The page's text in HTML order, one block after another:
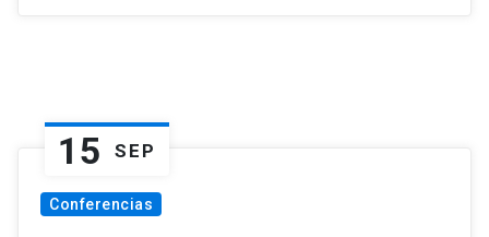
15 SEP
Conferencias